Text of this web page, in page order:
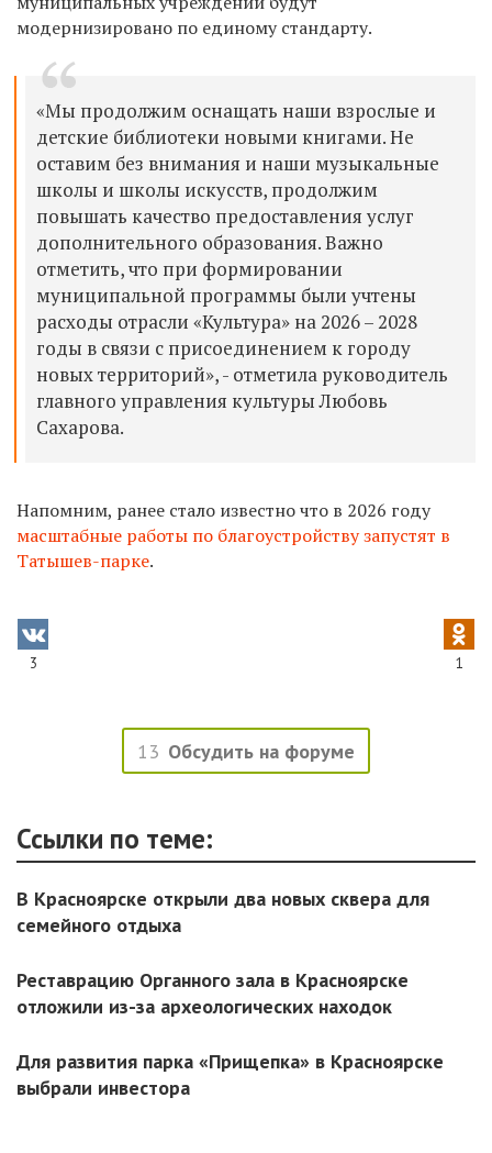
модернизировано по единому стандарту.
«Мы продолжим оснащать наши взрослые и
детские библиотеки новыми книгами. Не
оставим без внимания и наши музыкальные
школы и школы искусств, продолжим
повышать качество предоставления услуг
дополнительного образования. Важно
отметить, что при формировании
муниципальной программы были учтены
расходы отрасли «Культура» на 2026 – 2028
годы в связи с присоединением к городу
новых территорий», - отметила руководитель
главного управления культуры Любовь
Сахарова.
Напомним, ранее стало известно что в 2026 году
масштабные работы по благоустройству запустят в
Татышев-парке.
3 1
13 Обсудить на форуме
Ссылки по теме:
В Красноярске открыли два новых сквера для
семейного отдыха
Реставрацию Органного зала в Красноярске
отложили из-за археологических находок
Для развития парка «Прищепка» в Красноярске
выбрали инвестора